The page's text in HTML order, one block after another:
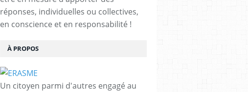
réponses, individuelles ou collectives,
en conscience et en responsabilité !
À PROPOS
Un citoyen parmi d'autres engagé au